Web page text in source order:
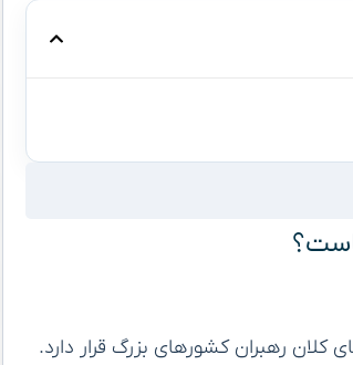
رهبران کشورهای بزرگ قرار دارد.